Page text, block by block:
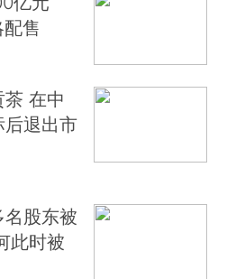
售
茶 在中
后退出市
名股东被
此时被